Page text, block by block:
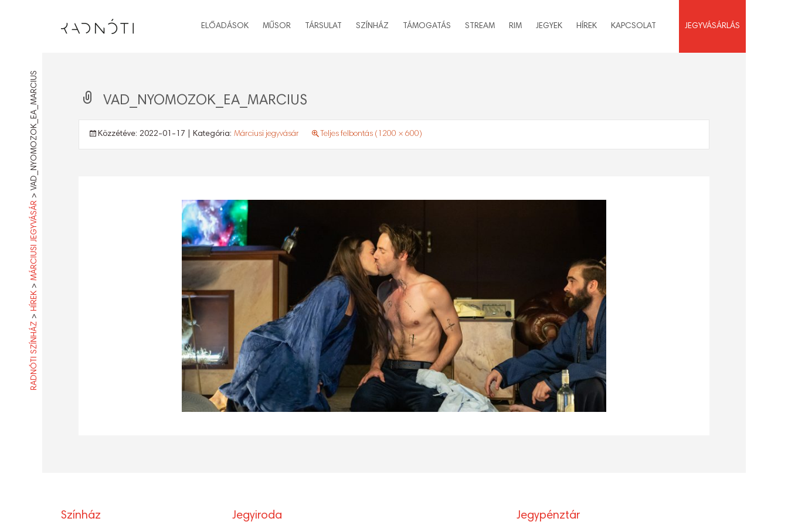
ELŐADÁSOK MŰSOR TÁRSULAT SZÍNHÁZ TÁMOGATÁS STREAM RIM JEGYEK HÍREK KAPCSOLAT JEGYVÁSÁRLÁS
RADNÓTI SZÍNHÁZ
>
HÍREK
>
MÁRCIUSI JEGYVÁSÁR
>
VAD_NYOMOZOK_EA_MARCIUS VAD_NYOMOZOK_EA_MARCIUS
Közzétéve: 2022-01-17 | Kategória: Márciusi jegyvásár Teljes felbontás (1200 × 600)
Színház Jegyiroda Jegypénztár